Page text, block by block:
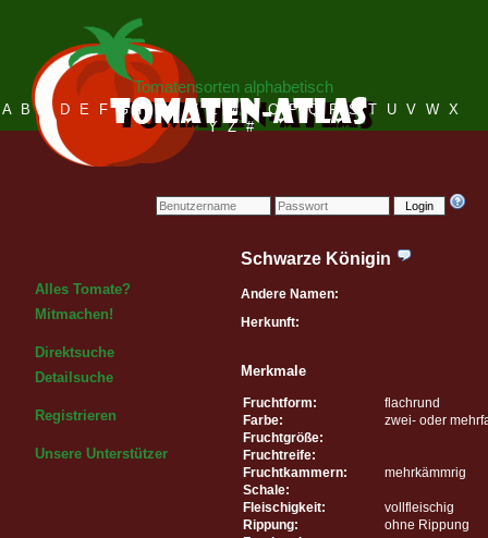
Login
Tomatensorten alphabetisch
A B C D E F G H I J K L M N O P Q R S T U V W X
Y Z #
Alles Tomate?
Mitmachen!
Direktsuche
Detailsuche
Registrieren
Unsere Unterstützer
Schwarze Königin
Andere Namen:
Herkunft:
Merkmale
Fruchtform:
flachrund
Farbe:
zwei- oder
Fruchtgröße:
Fruchtreife:
Fruchtkammern:
mehrkämmrig
Schale:
Fleischigkeit:
vollfleischig
Rippung:
ohne Rippung